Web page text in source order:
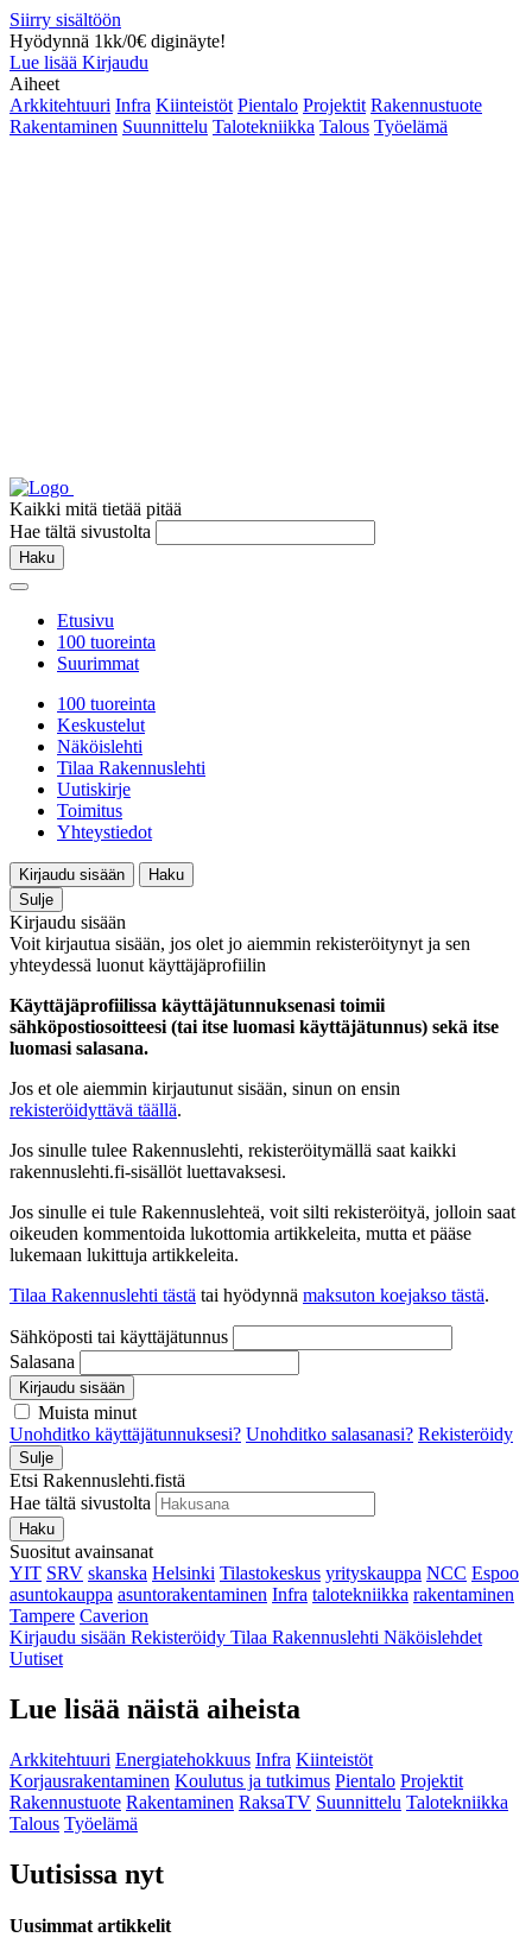
Siirry sisältöön
Hyödynnä 1kk/0€ diginäyte!
Lue lisää Kirjaudu
Aiheet
Arkkitehtuuri Infra Kiinteistöt Pientalo Projektit Rakennustuote
Rakentaminen Suunnittelu Talotekniikka Talous Työelämä
Kaikki mitä tietää pitää
Hae tältä sivustolta
Haku
Etusivu
100 tuoreinta
Suurimmat
100 tuoreinta
Keskustelut
Näköislehti
Tilaa Rakennuslehti
Uutiskirje
Toimitus
Yhteystiedot
Kirjaudu sisään
Haku
Sulje
Kirjaudu sisään
Voit kirjautua sisään, jos olet jo aiemmin rekisteröitynyt ja sen
yhteydessä luonut käyttäjäprofiilin
Käyttäjäprofiilissa käyttäjätunnuksenasi toimii
sähköpostiosoitteesi (tai itse luomasi käyttäjätunnus) sekä itse
luomasi salasana.
Jos et ole aiemmin kirjautunut sisään, sinun on ensin
rekisteröidyttävä täällä.
Jos sinulle tulee Rakennuslehti, rekisteröitymällä saat kaikki
rakennuslehti.fi-sisällöt luettavaksesi.
Jos sinulle ei tule Rakennuslehteä, voit silti rekisteröityä, jolloin saat
oikeuden kommentoida lukottomia artikkeleita, mutta et pääse
lukemaan lukittuja artikkeleita.
Tilaa Rakennuslehti tästä tai hyödynnä maksuton koejakso tästä.
Sähköposti tai käyttäjätunnus
Salasana
Kirjaudu sisään
Muista minut
Unohditko käyttäjätunnuksesi? Unohditko salasanasi? Rekisteröidy
Sulje
Etsi Rakennuslehti.fistä
Hae tältä sivustolta
Haku
Suositut avainsanat
YIT SRV skanska Helsinki Tilastokeskus yrityskauppa NCC Espoo
asuntokauppa asuntorakentaminen Infra talotekniikka rakentaminen
Tampere Caverion
Kirjaudu sisään Rekisteröidy Tilaa Rakennuslehti Näköislehdet
Uutiset
Lue lisää näistä aiheista
Arkkitehtuuri Energiatehokkuus Infra Kiinteistöt
Korjausrakentaminen Koulutus ja tutkimus Pientalo Projektit
Rakennustuote Rakentaminen RaksaTV Suunnittelu Talotekniikka
Talous Työelämä
Uutisissa nyt
Uusimmat artikkelit